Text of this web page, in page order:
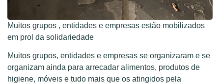
Muitos grupos , entidades e empresas estão mobilizados
em prol da solidariedade
Muitos grupos, entidades e empresas se organizaram e se
organizam ainda para arrecadar alimentos, produtos de
higiene, móveis e tudo mais que os atingidos pela